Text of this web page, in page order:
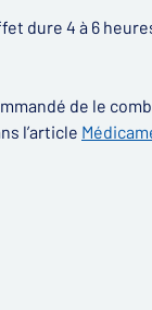
dure 4 à 6
de le
l’article